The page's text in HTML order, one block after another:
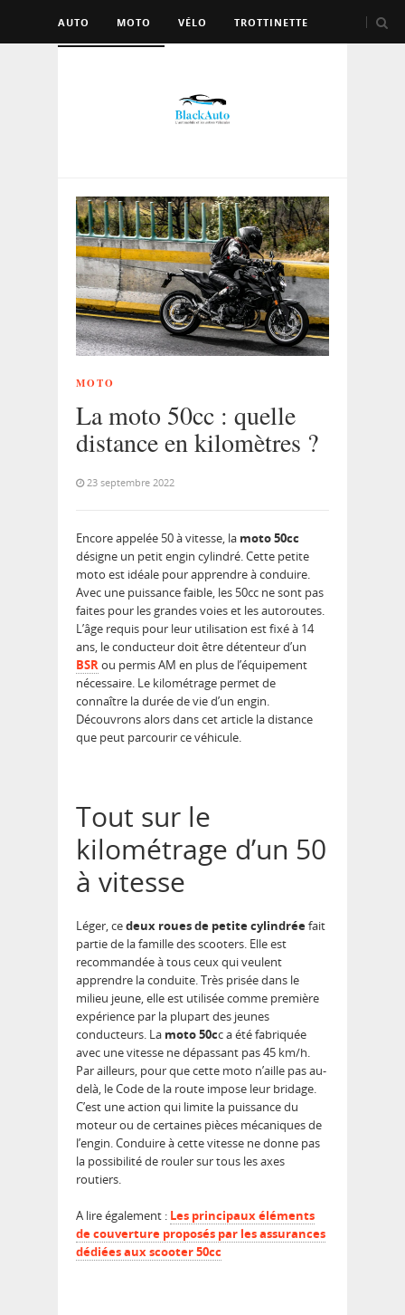
AUTO MOTO VÉLO TROTTINETTE
MOTO
La moto 50cc : quelle
distance en kilomètres ?
23 septembre 2022
Encore appelée 50 à vitesse, la moto 50cc
désigne un petit engin cylindré. Cette petite
moto est idéale pour apprendre à conduire.
Avec une puissance faible, les 50cc ne sont pas
faites pour les grandes voies et les autoroutes.
L’âge requis pour leur utilisation est fixé à 14
ans, le conducteur doit être détenteur d’un
BSRou permis AM en plus de l’équipement
nécessaire. Le kilométrage permet de
connaître la durée de vie d’un engin.
Découvrons alors dans cet article la distance
que peut parcourir ce véhicule.
Tout sur le
kilométrage d’un 50
à vitesse
Léger, cedeux roues de petite cylindréefait
partie de la famille des scooters. Elle est
recommandée à tous ceux qui veulent
apprendre la conduite. Très prisée dans le
milieu jeune, elle est utilisée comme première
expérience par la plupart des jeunes
conducteurs. La moto 50cc a été fabriquée
avec une vitesse ne dépassant pas 45 km/h.
Par ailleurs, pour que cette moto n’aille pas au-
delà, le Code de la route impose leur bridage.
C’est une action qui limite la puissance du
moteur ou de certaines pièces mécaniques de
l’engin. Conduire à cette vitesse ne donne pas
la possibilité de rouler sur tous les axes
routiers.
A lire également : Les principaux éléments
de couverture proposés par les assurances
dédiées aux scooter 50cc